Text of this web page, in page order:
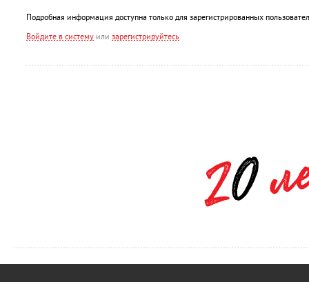
Подробная информация доступна только для зарегистрированных
Войдите в систему или зарегистрируйтесь